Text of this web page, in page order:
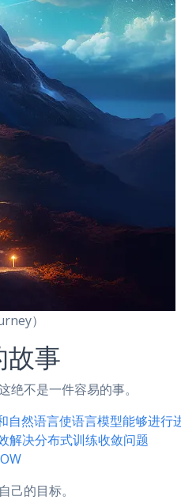
）
故事
不是一件容易的事。
然语言使语言模型能够进行
解决分布式训练收敛问题
的目标。